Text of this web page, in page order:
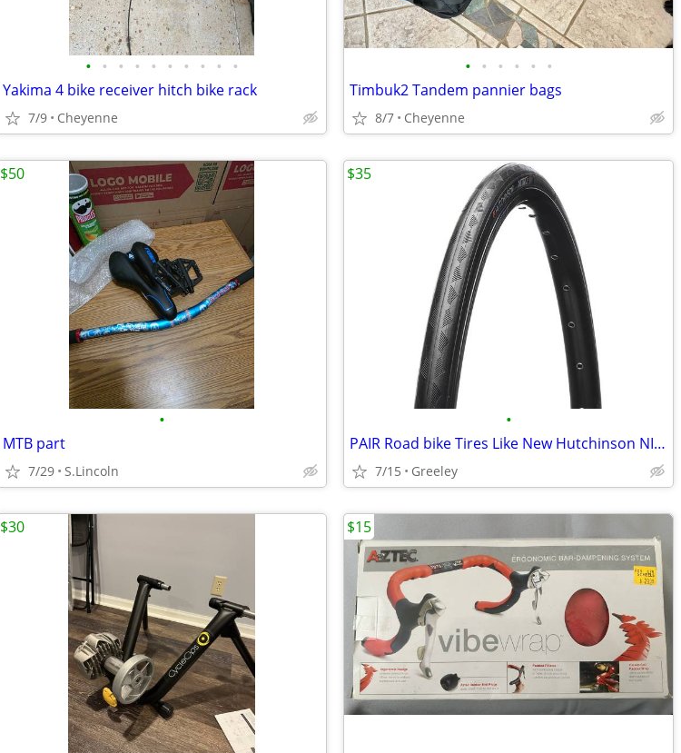
• • • • • • • • • •
Yakima 4 bike receiver hitch bike rack
7/9 Cheyenne
• • • • • •
Timbuk2 Tandem pannier bags
8/7 Cheyenne
•
MTB part
7/29 S.Lincoln
$50
•
PAIR Road bike Tires Like New Hutchinson NITRO 2 700c x 28 (PAIR)
7/15 Greeley
$35
$30 $15